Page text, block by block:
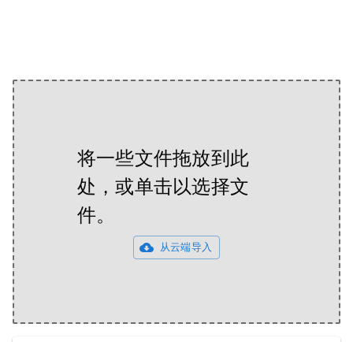
将一些文件拖放到此
处，或单击以选择文
件。
从云端导入